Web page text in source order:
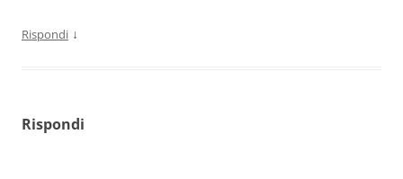
Rispondi ↓
Rispondi